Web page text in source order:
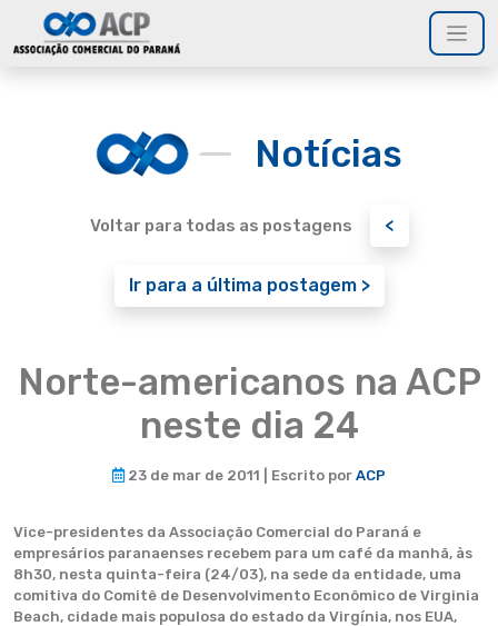
Notícias
Voltar para todas as postagens <
Ir para a última postagem >
Norte-americanos na ACP
neste dia 24
23 de mar de 2011 | Escrito por ACP
Vice-presidentes da Associação Comercial do Paraná e
empresários paranaenses recebem para um café da manhã, às
8h30, nesta quinta-feira (24/03), na sede da entidade, uma
comitiva do Comitê de Desenvolvimento Econômico de Virginia
Beach, cidade mais populosa do estado da Virgínia, nos EUA,